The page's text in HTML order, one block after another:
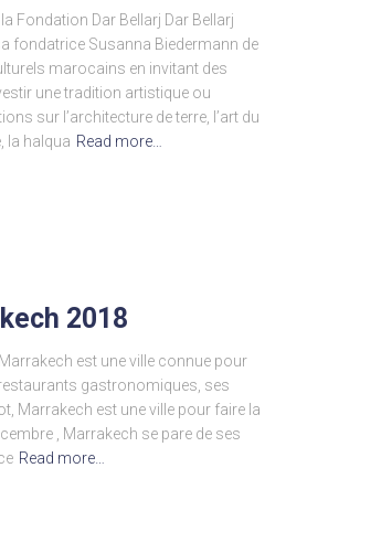
Fondation Dar Bellarj Dar Bellarj
fondatrice Susanna Biedermann de
marocains en invitant des
une tradition artistique ou
sur l’architecture de terre, l’art du
la halqua Read more…
2018
est une ville connue pour
gastronomiques, ses
Marrakech est une ville pour faire la
, Marrakech se pare de ses
Read more…